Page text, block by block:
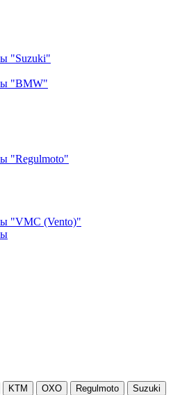
"Suzuki"
"BMW"
"Regulmoto"
"VMC (Vento)"
KTM OXO Regulmoto
Suzuki